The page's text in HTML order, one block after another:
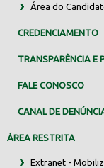
Área do
CREDENCIAMENTO
TRANSPARÊNCIA E
FALE CONOSCO
CANAL DE
ÁREA RESTRITA
Extranet -